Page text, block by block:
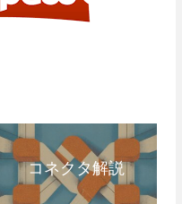
コネクタ解説